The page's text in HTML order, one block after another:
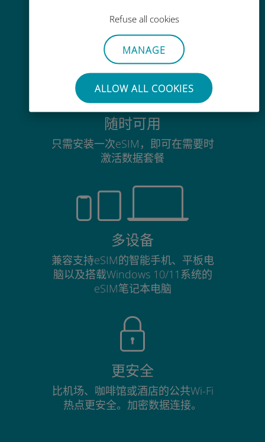
Refuse all cookies
MANAGE
ALLOW ALL COOKIES
毫不费力
无需取出您现有的SIM卡
随时可用
只需安装一次eSIM，即可在需要时
激活数据套餐
多设备
兼容支持eSIM的智能手机、平板电
脑以及搭载Windows 10/11系统的
eSIM笔记本电脑
更安全
比机场、咖啡馆或酒店的公共Wi-Fi
热点更安全。加密数据连接。